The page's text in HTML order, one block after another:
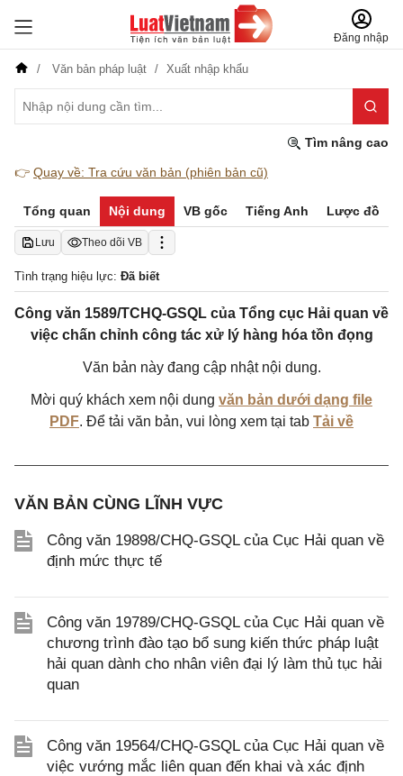
Đăng nhập
Văn bản pháp luật Xuất nhập khẩu
Tìm nâng cao
👉 Quay về: Tra cứu văn bản (phiên bản cũ)
Tổng quan Nội dung VB gốc Tiếng Anh Lược đồ
Lưu Theo dõi VB
Tình trạng hiệu lực: Đã biết
Công văn 1589/TCHQ-GSQL của Tổng cục Hải quan về
việc chấn chỉnh công tác xử lý hàng hóa tồn đọng
Văn bản này đang cập nhật nội dung.
Mời quý khách xem nội dung văn bản dưới dạng file
PDF. Để tải văn bản, vui lòng xem tại tab Tải về
VĂN BẢN CÙNG LĨNH VỰC
Công văn 19898/CHQ-GSQL của Cục Hải quan về
định mức thực tế
Công văn 19789/CHQ-GSQL của Cục Hải quan về
chương trình đào tạo bổ sung kiến thức pháp luật
hải quan dành cho nhân viên đại lý làm thủ tục hải
quan
Công văn 19564/CHQ-GSQL của Cục Hải quan về
việc vướng mắc liên quan đến khai và xác định